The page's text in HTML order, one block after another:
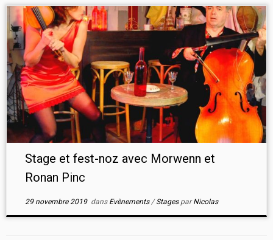
Stage et fest-noz avec Morwenn et
Ronan Pinc
29 novembre 2019dans Evènements/Stages parNicolas